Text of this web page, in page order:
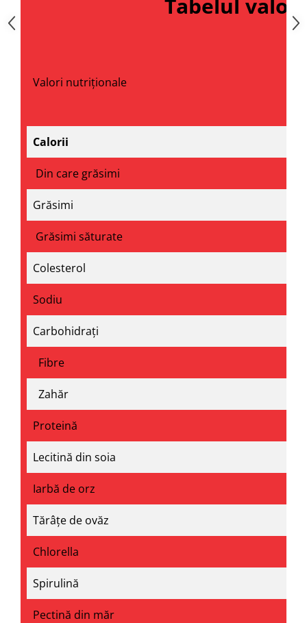
Valori nutriționale
Calorii
Din care grăsimi
Grăsimi
Grăsimi săturate
Colesterol
Sodiu
Carbohidrați
Fibre
Zahăr
Proteină
Lecitină din soia
Iarbă de orz
Tărâțe de ovăz
Chlorella
Spirulină
Pectină din măr